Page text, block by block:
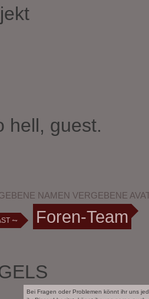
hell, guest.
NAMEN VERGEBENE
⥊ Foren-Team
Bei Fragen oder Problemen könnt ihr uns